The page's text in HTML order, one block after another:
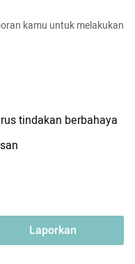
kamu untuk melakukan
tindakan berbahaya
Laporkan